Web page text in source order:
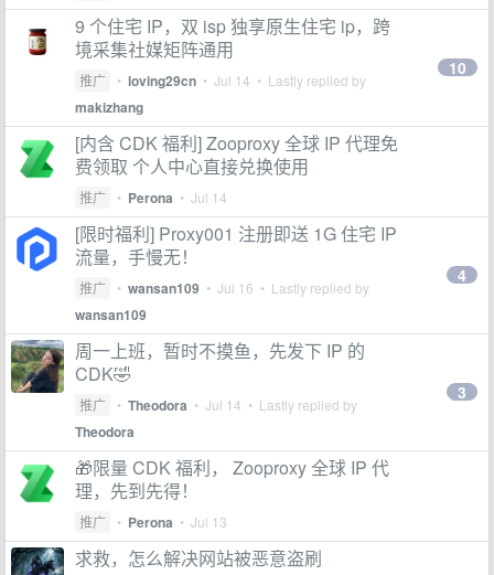
9 个住宅 IP，双 isp 独享原生住宅 ip，跨
境采集社媒矩阵通用
推广 • loving29cn • Jul 14 • Lastly replied by
makizhang
10
[内含 CDK 福利] Zooproxy 全球 IP 代理免
费领取 个人中心直接兑换使用
推广 • Perona • Jul 14
[限时福利] Proxy001 注册即送 1G 住宅 IP
流量，手慢无！
推广 • wansan109 • Jul 16 • Lastly replied by
wansan109
4
周一上班，暂时不摸鱼，先发下 IP 的
CDK🤣
推广 • Theodora • Jul 14 • Lastly replied by
Theodora
3
🎁限量 CDK 福利， Zooproxy 全球 IP 代
理，先到先得！
推广 • Perona • Jul 13
求救，怎么解决网站被恶意盗刷